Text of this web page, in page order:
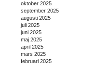
oktober 2025
september 2025
augusti 2025
juli 2025
juni 2025
maj 2025
april 2025
mars 2025
februari 2025